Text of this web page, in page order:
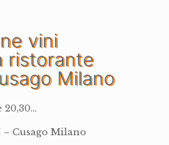
vini
ristorante
Milano
20,30…
– Cusago Milano